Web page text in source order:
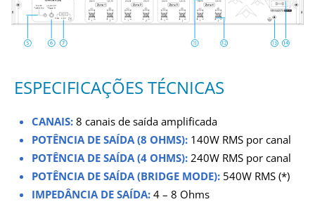
ESPECIFICAÇÕES TÉCNICAS
CANAIS: 8 canais de saída amplificada
POTÊNCIA DE SAÍDA (8 OHMS): 140W RMS por canal
POTÊNCIA DE SAÍDA (4 OHMS): 240W RMS por canal
POTÊNCIA DE SAÍDA (BRIDGE MODE): 540W RMS (*)
IMPEDÂNCIA DE SAÍDA: 4 – 8 Ohms